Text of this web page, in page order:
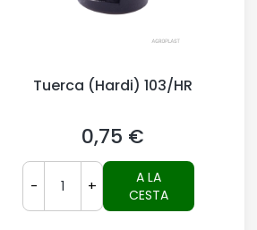
Tuerca (Hardi) 103/HR
Precio
0,75 €
- +
A LA
CESTA